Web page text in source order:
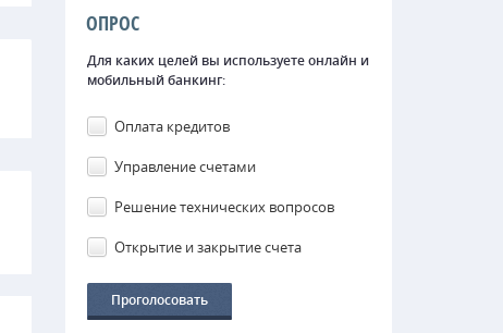
ОПРОС
Для каких целей вы используете онлайн и
мобильный банкинг:
Оплата кредитов
Управление счетами
Решение технических вопросов
Открытие и закрытие счета